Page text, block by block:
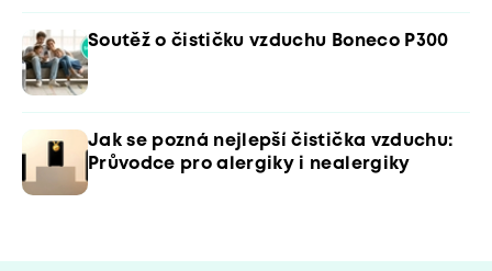
Soutěž o čističku vzduchu Boneco P300
Jak se pozná nejlepší čistička vzduchu:
Průvodce pro alergiky i nealergiky